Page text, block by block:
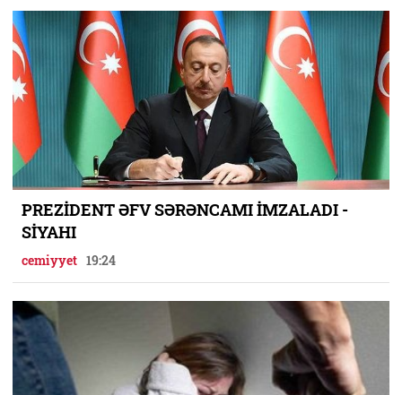
PREZİDENT ƏFV SƏRƏNCAMI İMZALADI -
SİYAHI
cemiyyet 19:24